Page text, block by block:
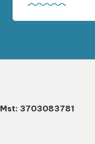
Mst: 3703083781